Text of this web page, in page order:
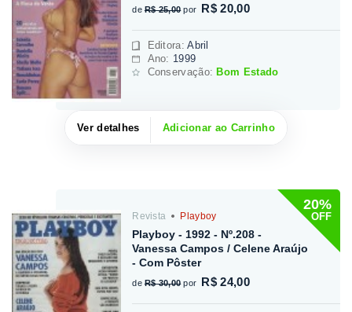
de R$ 25,00 por R$ 20,00
Editora:Abril
Ano: 1999
Conservação: Bom Estado
Ver detalhes Adicionar ao Carrinho
20%
OFF
Revista Playboy
Playboy - 1992 - Nº.208 -
Vanessa Campos / Celene Araújo
- Com Pôster
de R$ 30,00 por R$ 24,00